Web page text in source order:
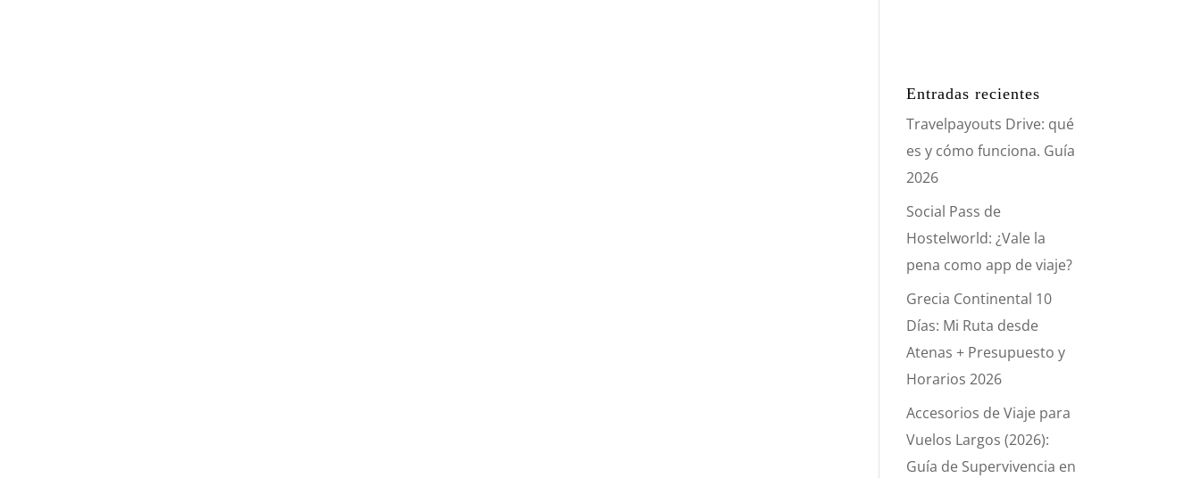
Entradas recientes
Travelpayouts Drive: qué
es y cómo funciona. Guía
2026
Social Pass de
Hostelworld: ¿Vale la
pena como app de viaje?
Grecia Continental 10
Días: Mi Ruta desde
Atenas + Presupuesto y
Horarios 2026
Accesorios de Viaje para
Vuelos Largos (2026):
Guía de Supervivencia en